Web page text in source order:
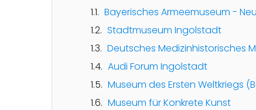
Bayerisches Armeemuseum -
Stadtmuseum Ingolstadt
Deutsches Medizinhistorisches
Audi Forum Ingolstadt
Museum des Ersten Weltkriegs
Museum für Konkrete Kunst